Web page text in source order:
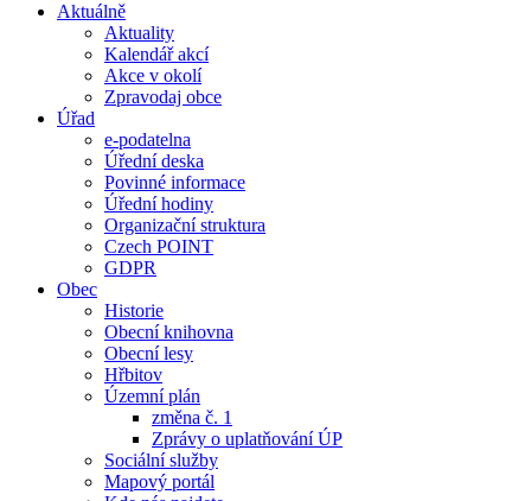
Aktuálně
Aktuality
Kalendář akcí
Akce v okolí
Zpravodaj obce
Úřad
e-podatelna
Úřední deska
Povinné informace
Úřední hodiny
Organizační struktura
Czech POINT
GDPR
Obec
Historie
Obecní knihovna
Obecní lesy
Hřbitov
Územní plán
změna č. 1
Zprávy o uplatňování ÚP
Sociální služby
Mapový portál